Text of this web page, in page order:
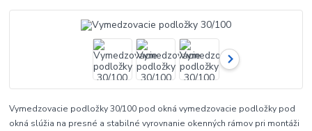
Vymedzovacie podložky 30/100 pod okná vymedzovacie podložky pod
okná slúžia na presné a stabilné vyrovnanie okenných rámov pri montáži